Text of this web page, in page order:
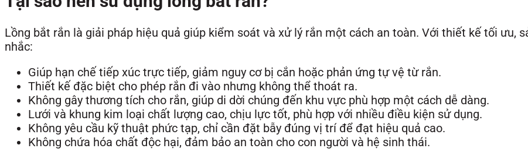
Lồng bắt rắn là giải pháp hiệu quả giúp kiểm soát và xử lý rắn một cách an toàn. Với thiết kế tối ưu,
nhắc:
Giúp hạn chế tiếp xúc trực tiếp, giảm nguy cơ bị cắn hoặc phản ứng tự vệ từ rắn.
Thiết kế đặc biệt cho phép rắn đi vào nhưng không thể thoát ra.
Không gây thương tích cho rắn, giúp di dời chúng đến khu vực phù hợp một cách dễ dàng.
Lưới và khung kim loại chất lượng cao, chịu lực tốt, phù hợp với nhiều điều kiện sử dụng.
Không yêu cầu kỹ thuật phức tạp, chỉ cần đặt bẫy đúng vị trí để đạt hiệu quả cao.
Không chứa hóa chất độc hại, đảm bảo an toàn cho con người và hệ sinh thái.